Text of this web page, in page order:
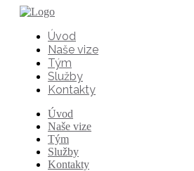
Úvod
Naše vize
Tým
Služby
Kontakty
Úvod
Naše vize
Tým
Služby
Kontakty